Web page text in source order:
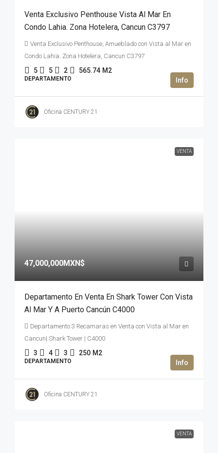
Venta Exclusivo Penthouse Vista Al Mar En
Condo Lahia. Zona Hotelera, Cancun C3797
Venta Exclusivo Penthouse, Amueblado con Vista al Mar en
Condo Lahia. Zona Hotelera, Cancun C3797
5 5 2 565.74 M2
DEPARTAMENTO
Oficina CENTURY 21
VENTA
47,000,000MXN$
Departamento En Venta En Shark Tower Con Vista
Al Mar Y A Puerto Cancún C4000
Departamento 3 Recamaras en Venta con Vista al Mar en
Cancun| Shark Tower | C4000
3 4 3 250 M2
DEPARTAMENTO
Oficina CENTURY 21
VENTA